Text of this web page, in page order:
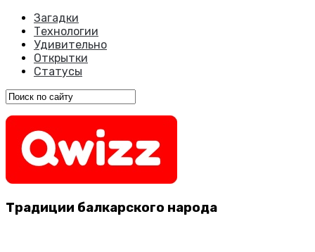
Загадки
Технологии
Удивительно
Открытки
Статусы
Традиции балкарского народа